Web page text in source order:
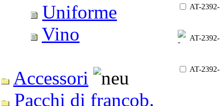
Uniforme
Vino
Accessori
Pacchi di francob.
AT-
AT-
AT-